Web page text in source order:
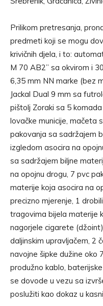
Prilikom pretresanja,
predmeti koji se mogu
krivičnih djela, i to:
M 70 AB2” sa okvirom i
6,35 mm NN marke (bez
Jackal Dual 9 mm sa
pištolj Zoraki sa 5
lovačke municije, mačeta
pakovanja sa sadržajem
izgledom asocira na
sa sadržajem biljne
na opojnu drogu, 7 pvc
materije koja asocira na
precizno mjerenje, 1
tragovima bijela materije
nagorjele cigarete
daljinskim upravljačem, 2
navojne šipke dužine oko
produžno kablo,
se dovode u vezu sa
poslužiti kao dokaz u